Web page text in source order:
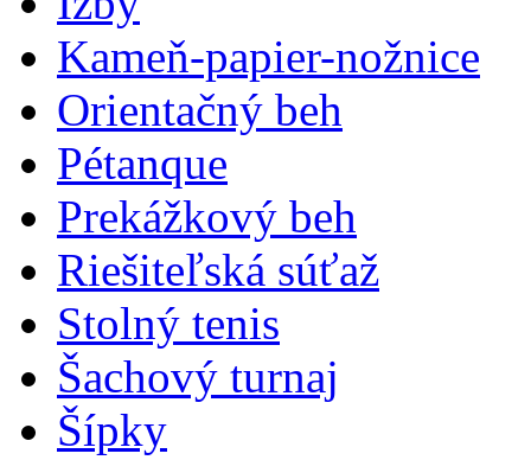
Kameň-papier-nožnice
Orientačný beh
Pétanque
Prekážkový beh
Riešiteľská súťaž
Stolný tenis
Šachový turnaj
Šípky